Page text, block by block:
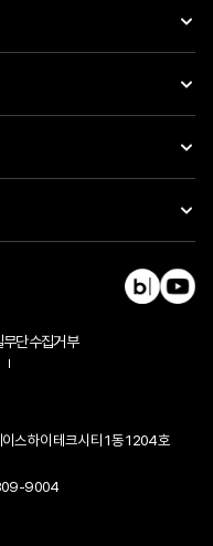
단수집거부
스하이테크시티 1동 1204호
9004